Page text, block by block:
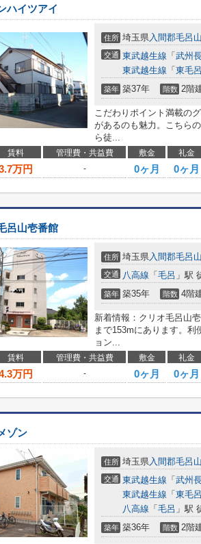
ハイツアイ
住所 埼玉県入間郡毛呂
交通 東武越生線 「 武州
東武越生線 「 東毛呂
築年 築37年 階数 2階
こだわりポイント満載の
があるのも魅力。こちら
ら徒...
賃料 管理費・共益費 敷金 礼金
万円 - 0ヶ月 0ヶ月
呂山壱番館
住所 埼玉県入間郡毛呂
交通 八高線 「 毛呂 」駅
築年 築35年 階数 4階
新着情報：クリオ毛呂山
まで153mにあります。
ョン...
賃料 管理費・共益費 敷金 礼金
万円 - 0ヶ月 0ヶ月
ゾン
住所 埼玉県入間郡毛呂
交通 東武越生線 「 武州
東武越生線 「 東毛呂
八高線 「 毛呂 」駅
築年 築36年 階数 2階